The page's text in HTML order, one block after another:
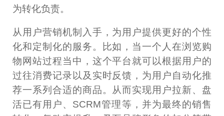
为转化负责。
从用户营销机制入手，为用户提供更好的个性
化和定制化的服务。比如，当一个人在浏览购
物网站过程当中，这个平台就可以根据用户的
过往消费记录以及实时反馈，为用户自动化推
荐一系列合适的商品。从而实现用户拉新、盘
活已有用户、SCRM管理等，并为最终的销售